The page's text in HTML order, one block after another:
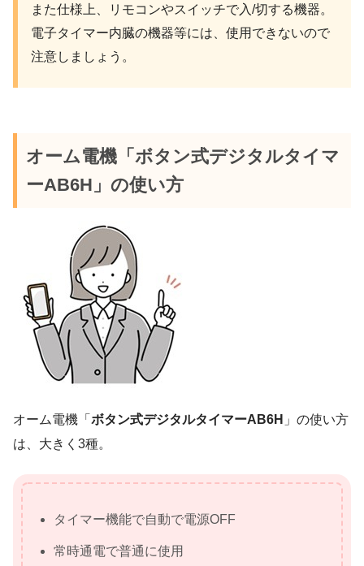
また仕様上、リモコンやスイッチで入/切する機器。
電子タイマー内臓の機器等には、使用できないので
注意しましょう。
オーム電機「ボタン式デジタルタイマ
ーAB6H」の使い方
オーム電機「 ボタン式デジタルタイマーAB6H 」の使い方
は、大きく3種。
タイマー機能で自動で電源OFF
常時通電で普通に使用